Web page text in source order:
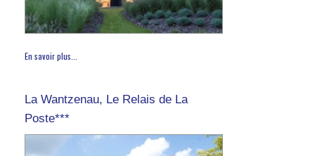
En savoir plus...
La Wantzenau, Le Relais de La
Poste***